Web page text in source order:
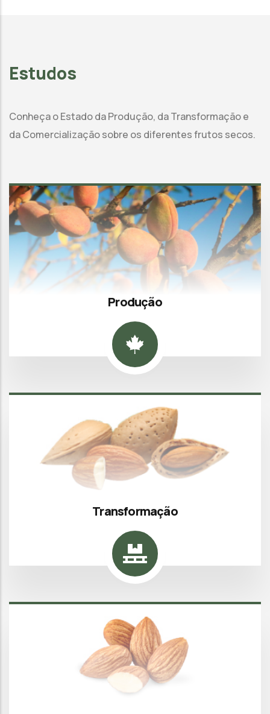
Estudos
Conheça o Estado da Produção, da Transformação e
da Comercialização sobre os diferentes frutos secos.
Produção
Transformação